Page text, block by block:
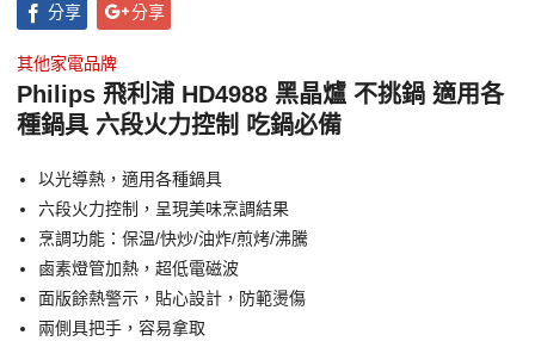
分享 分享
其他家電品牌
Philips 飛利浦 HD4988 黑晶爐 不挑鍋 適用各
種鍋具 六段火力控制 吃鍋必備
以光導熱，適用各種鍋具
六段火力控制，呈現美味烹調結果
烹調功能：保温/快炒/油炸/煎烤/沸騰
鹵素燈管加熱，超低電磁波
面版餘熱警示，貼心設計，防範燙傷
兩側具把手，容易拿取